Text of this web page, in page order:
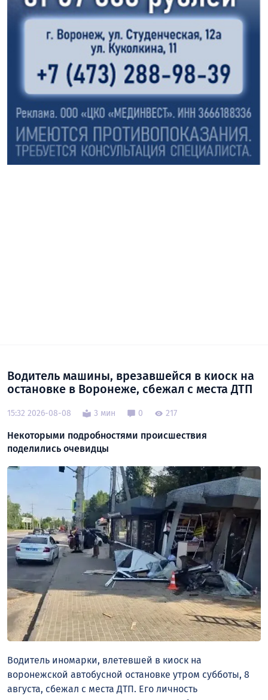
Водитель машины, врезавшейся в киоск на
остановке в Воронеже, сбежал с места ДТП
15:32 2026-08-08 3 мин 0 217
Некоторыми подробностями происшествия
поделились очевидцы
Водитель иномарки, влетевшей в киоск на
воронежской автобусной остановке утром субботы, 8
августа, сбежал с места ДТП. Его личность